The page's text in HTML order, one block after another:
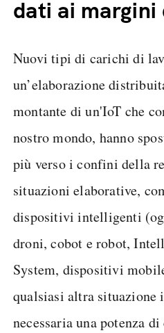
dati ai
Nuovi tipi di carichi di
un’elaborazione
montante di un'IoT che
nostro mondo, hanno
più verso i confini della
situazioni elaborative,
dispositivi intelligenti
droni, cobot e robot,
System, dispositivi
qualsiasi altra situazione
necessaria una potenza